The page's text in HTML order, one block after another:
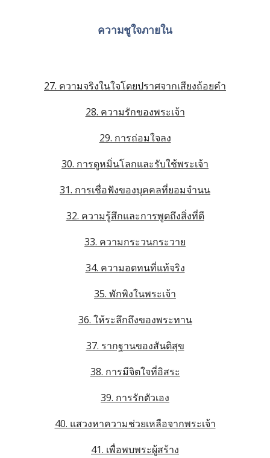
ความชูใจภายใน
27. ความจริงในใจโดยปราศจากเสียงถ้อยคำ
28. ความรักของพระเจ้า
29. การถ่อมใจลง
30. การดูหมิ่นโลกและรับใช้พระเจ้า
31. การเชื่อฟังของบุคคลที่ยอมจำนน
32. ความรู้สึกและการพูดถึงสิ่งที่ดี
33. ความกระวนกระวาย
34. ความอดทนที่แท้จริง
35. พักพิงในพระเจ้า
36. ให้ระลึกถึงของพระทาน
37. รากฐานของสันติสุข
38. การมีจิตใจที่อิสระ
39. การรักตัวเอง
40. แสวงหาความช่วยเหลือจากพระเจ้า
41. เพื่อพบพระผู้สร้าง